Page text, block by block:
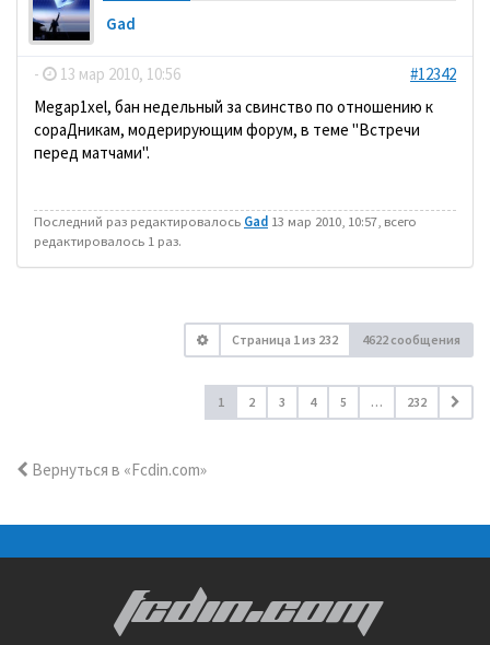
Gad
- 13 мар 2010, 10:56
#12342
Megap1xel, бан недельный за свинство по отношению к
сораДникам, модерирующим форум, в теме "Встречи
перед матчами".
Последний раз редактировалось Gad 13 мар 2010, 10:57, всего
редактировалось 1 раз.
Страница 1из 232 4622 сообщения
1 2 3 4 5 … 232
Вернуться в «Fcdin.com»
FCDIN.COM